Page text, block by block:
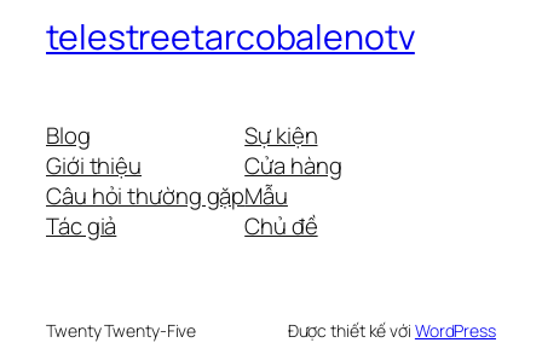
telestreetarcobalenotv
Blog
Giới thiệu
Câu hỏi thường gặp
Tác giả
Sự kiện
Cửa hàng
Mẫu
Chủ đề
Twenty Twenty-Five Được thiết kế với WordPress